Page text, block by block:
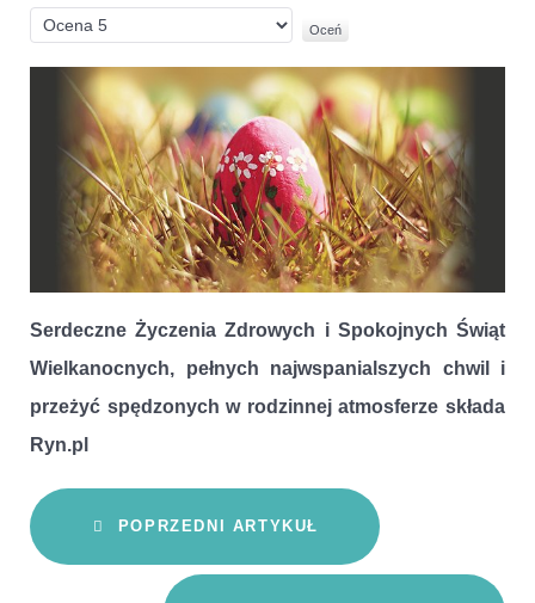
Proszę,
Serdeczne Życzenia Zdrowych i Spokojnych Świąt
Wielkanocnych, pełnych najwspanialszych chwil i
przeżyć spędzonych w rodzinnej atmosferze składa
Ryn.pl
POPRZEDNI ARTYKUŁ